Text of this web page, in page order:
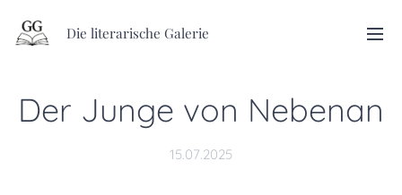
Die literarische Galerie
Der Junge von Nebenan
15.07.2025